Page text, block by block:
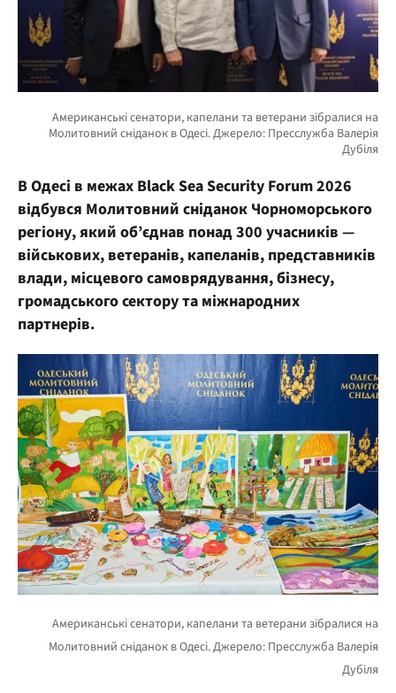
В Одесі в межах Black Sea Security Forum 2026
відбувся Молитовний сніданок Чорноморського
регіону, який об’єднав понад 300 учасників —
військових, ветеранів, капеланів, представників
влади, місцевого самоврядування, бізнесу,
громадського сектору та міжнародних
партнерів.